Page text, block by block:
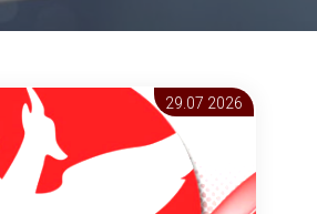
29.07 2026